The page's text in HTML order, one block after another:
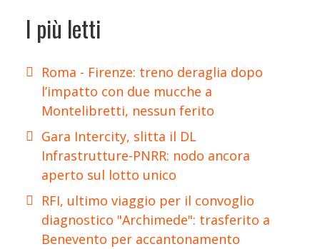
I più letti
Roma - Firenze: treno deraglia dopo
l’impatto con due mucche a
Montelibretti, nessun ferito
Gara Intercity, slitta il DL
Infrastrutture-PNRR: nodo ancora
aperto sul lotto unico
RFI, ultimo viaggio per il convoglio
diagnostico "Archimede": trasferito a
Benevento per accantonamento